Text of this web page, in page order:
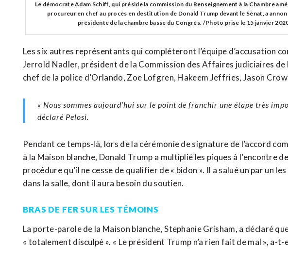
Le démocrate Adam Schiff, qui préside la commission du Renseignement à la Chambre
procureur en chef au procès en destitution de Donald Trump devant le Sénat, a
présidente de la chambre basse du Congrès. /Photo prise le 15 janvier
Les six autres représentants qui compléteront l’équipe d’accusation
Jerrold Nadler, président de la Commission des Affaires judiciaires de
chef de la police d’Orlando, Zoe Lofgren, Hakeem Jeffries, Jason
« Nous sommes aujourd’hui sur le point de franchir une étape très
déclaré Pelosi.
Pendant ce temps-là, lors de la cérémonie de signature de l’accord
à la Maison blanche, Donald Trump a multiplié les piques à l’encontre
procédure qu’il ne cesse de qualifier de « bidon ». Il a salué un par un
dans la salle, dont il aura besoin du soutien.
BRAS DE FER SUR LES TÉMOINS
La porte-parole de la Maison blanche, Stephanie Grisham, a déclaré
« totalement disculpé ». « Le président Trump n’a rien fait de mal », a-